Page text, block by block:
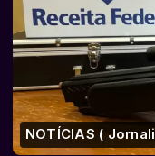
NOTÍCIAS (